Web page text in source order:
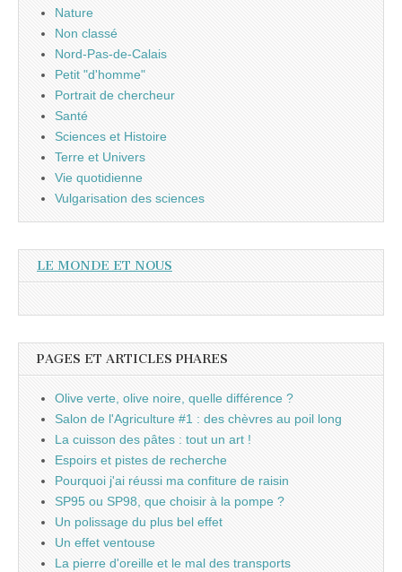
Nature
Non classé
Nord-Pas-de-Calais
Petit "d'homme"
Portrait de chercheur
Santé
Sciences et Histoire
Terre et Univers
Vie quotidienne
Vulgarisation des sciences
LE MONDE ET NOUS
PAGES ET ARTICLES PHARES
Olive verte, olive noire, quelle différence ?
Salon de l'Agriculture #1 : des chèvres au poil long
La cuisson des pâtes : tout un art !
Espoirs et pistes de recherche
Pourquoi j'ai réussi ma confiture de raisin
SP95 ou SP98, que choisir à la pompe ?
Un polissage du plus bel effet
Un effet ventouse
La pierre d'oreille et le mal des transports